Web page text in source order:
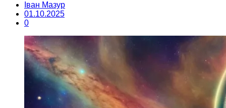
Іван Мазур
01.10.2025
0